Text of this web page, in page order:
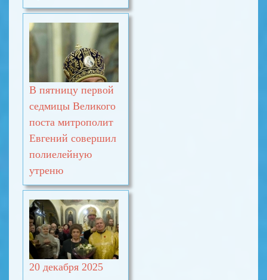
В пятницу первой
седмицы Великого
поста митрополит
Евгений совершил
полиелейную
утреню
20 декабря 2025